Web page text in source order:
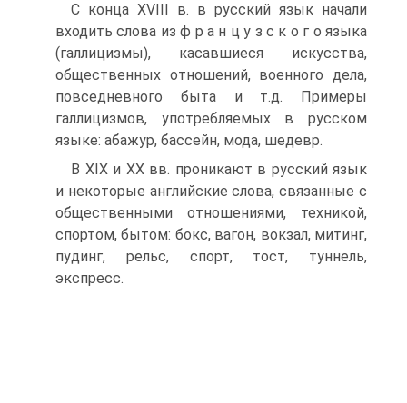
С конца XVIII в. в русский язык начали
входить слова из ф р а н ц у з­ с к о г о языка
(галлицизмы), касавшиеся искусства,
общественных от­ношений, военного дела,
повседневного быта и т.д. Примеры
галлицизмов, употребляемых в русском
языке: абажур, бассейн, мода, шедевр.
В XIX и XX вв. проникают в русский язык
и некоторые англий­ские слова, связанные с
общественными отношениями, техникой,
спор­том, бытом: бокс, вагон, вокзал, митинг,
пудинг, рельс, спорт, тост, туннель,
экспресс.